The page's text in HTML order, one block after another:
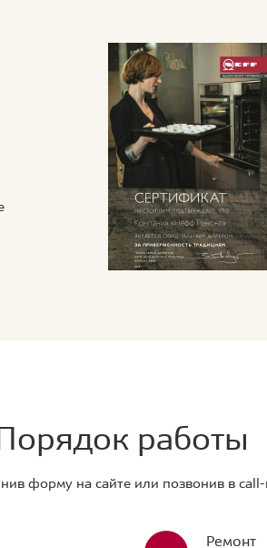
работы
форму на сайте или позвонив в
Ремонт